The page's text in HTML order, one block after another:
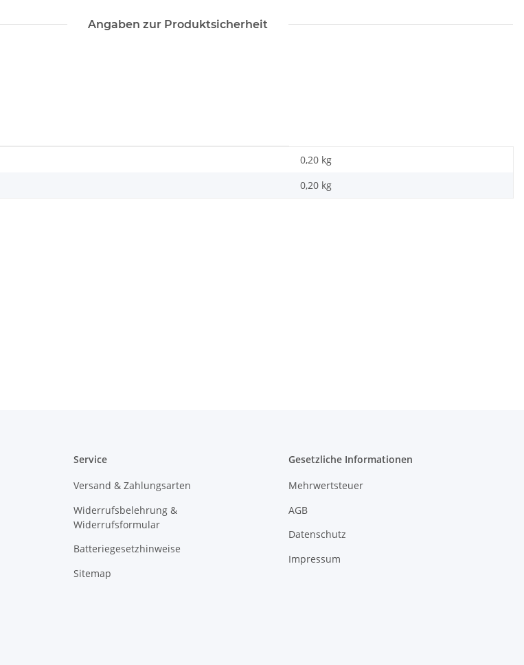
Angaben zur Produktsicherheit
0,20 kg
0,20 kg
Service
Versand & Zahlungsarten
Widerrufsbelehrung &
Widerrufsformular
Batteriegesetzhinweise
Sitemap
Gesetzliche Informationen
Mehrwertsteuer
AGB
Datenschutz
Impressum